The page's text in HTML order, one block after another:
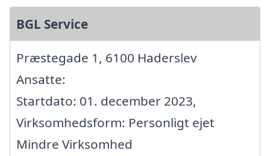
BGL Service
Præstegade 1, 6100 Haderslev
Ansatte:
Startdato: 01. december 2023,
Virksomhedsform: Personligt ejet
Mindre Virksomhed